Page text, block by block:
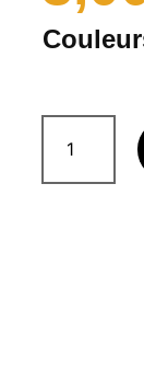
quantité
de
Pochette
1